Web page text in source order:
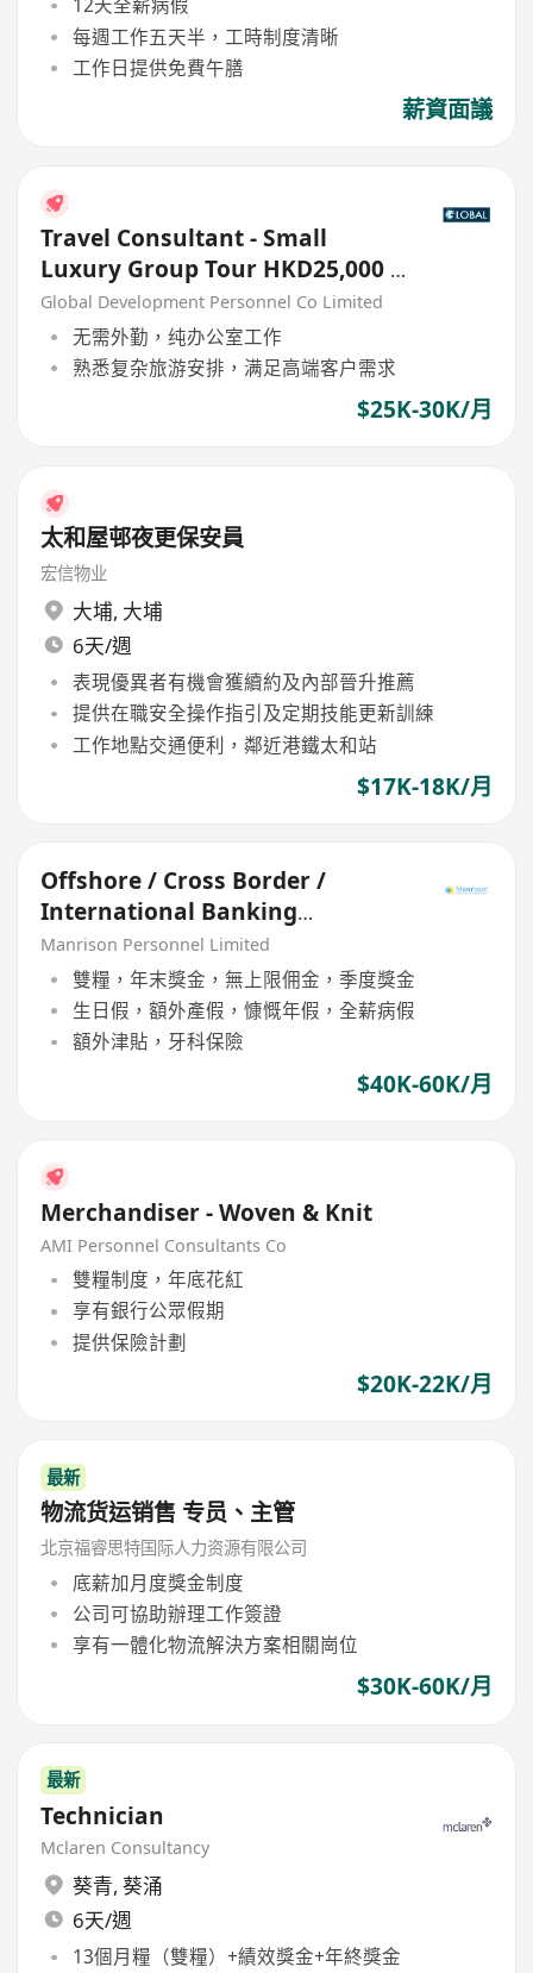
每週工作五天半，工時制度清晰
工作日提供免費午膳
薪資面議
Travel Consultant - Small
Luxury Group Tour HKD25,000 -
30,000
Global Development Personnel Co Limited
无需外勤，纯办公室工作
熟悉复杂旅游安排，满足高端客户需求
$25K-30K/月
太和屋邨夜更保安員
宏信物业
大埔, 大埔
6天/週
表現優異者有機會獲續約及內部晉升推薦
提供在職安全操作指引及定期技能更新訓練
工作地點交通便利，鄰近港鐵太和站
$17K-18K/月
Offshore / Cross Border /
International Banking
Relationship Manager
Manrison Personnel Limited
雙糧，年末獎金，無上限佣金，季度獎金
生日假，額外產假，慷慨年假，全薪病假
額外津貼，牙科保險
$40K-60K/月
Merchandiser - Woven & Knit
AMI Personnel Consultants Co
雙糧制度，年底花紅
享有銀行公眾假期
提供保險計劃
$20K-22K/月
最新
物流货运销售 专员、主管
北京福睿思特国际人力资源有限公司
底薪加月度獎金制度
公司可協助辦理工作簽證
享有一體化物流解決方案相關崗位
$30K-60K/月
最新
Technician
Mclaren Consultancy
葵青, 葵涌
6天/週
13個月糧（雙糧）+績效獎金+年終獎金